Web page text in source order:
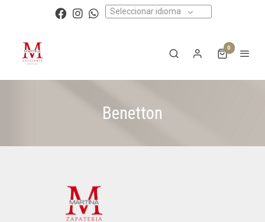
Seleccionar idioma
0
Benetton